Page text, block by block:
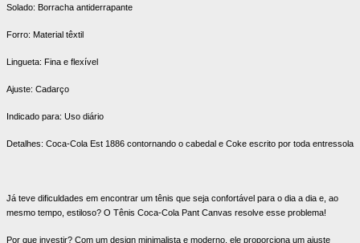
Solado: Borracha antiderrapante
Forro: Material têxtil
Lingueta: Fina e flexível
Ajuste: Cadarço
Indicado para: Uso diário
Detalhes: Coca-Cola Est 1886 contornando o cabedal e Coke escrito por toda entressola
Já teve dificuldades em encontrar um tênis que seja confortável para o dia a dia e, ao
mesmo tempo, estiloso? O Tênis Coca-Cola Pant Canvas resolve esse problema!
Por que investir? Com um design minimalista e moderno, ele proporciona um ajuste